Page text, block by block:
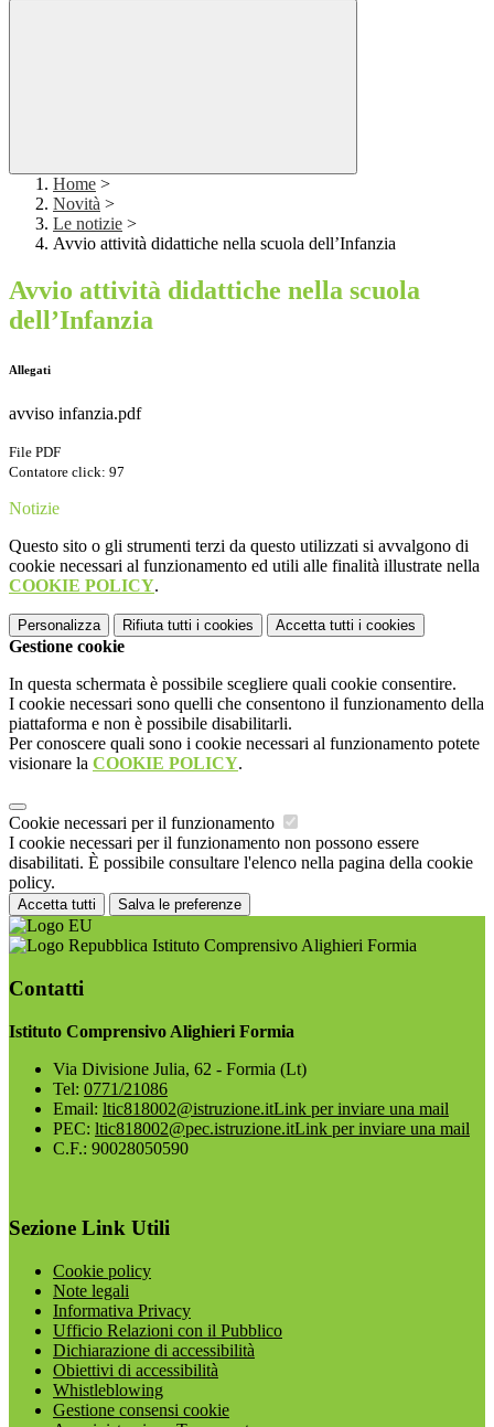
Home >
Novità >
Le notizie >
Avvio attività didattiche nella scuola dell’Infanzia
Avvio attività didattiche nella scuola
dell’Infanzia
Allegati
avviso infanzia.pdf
File PDF
Contatore click: 97
Notizie
Questo sito o gli strumenti terzi da questo utilizzati si avvalgono di
cookie necessari al funzionamento ed utili alle finalità illustrate nella
COOKIE POLICY.
Personalizza Rifiuta tutti i cookies Accetta tutti i cookies
Gestione cookie
In questa schermata è possibile scegliere quali cookie consentire.
I cookie necessari sono quelli che consentono il funzionamento della
piattaforma e non è possibile disabilitarli.
Per conoscere quali sono i cookie necessari al funzionamento potete
visionare la COOKIE POLICY.
Cookie necessari per il funzionamento
I cookie necessari per il funzionamento non possono essere
disabilitati. È possibile consultare l'elenco nella pagina della cookie
policy.
Accetta tutti Salva le preferenze
Istituto Comprensivo Alighieri Formia
Contatti
Istituto Comprensivo Alighieri Formia
Via Divisione Julia, 62 - Formia (Lt)
Tel: 0771/21086
Email: ltic818002@istruzione.itLink per inviare una mail
PEC: ltic818002@pec.istruzione.itLink per inviare una mail
C.F.: 90028050590
Sezione Link Utili
Cookie policy
Note legali
Informativa Privacy
Ufficio Relazioni con il Pubblico
Dichiarazione di accessibilità
Obiettivi di accessibilità
Whistleblowing
Gestione consensi cookie